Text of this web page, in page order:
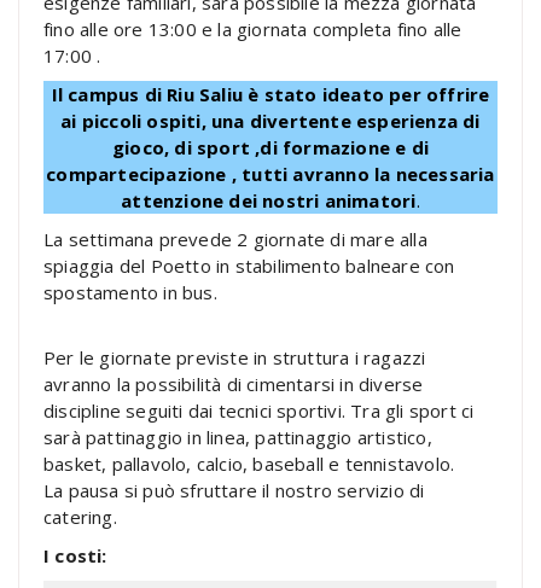
fino alle ore 13:00 e la giornata completa fino alle
17:00 .
Il campus di Riu Saliu è stato ideato per offrire
ai piccoli ospiti, una divertente esperienza di
gioco, di sport ,di formazione e di
compartecipazione , tutti avranno la necessaria
attenzione dei nostri animatori.
La settimana prevede 2 giornate di mare alla
spiaggia del Poetto in stabilimento balneare con
spostamento in bus.
Per le giornate previste in struttura i ragazzi
avranno la possibilità di cimentarsi in diverse
discipline seguiti dai tecnici sportivi. Tra gli sport ci
sarà pattinaggio in linea, pattinaggio artistico,
basket, pallavolo, calcio, baseball e tennistavolo.
La pausa si può sfruttare il nostro servizio di
catering.
I costi: